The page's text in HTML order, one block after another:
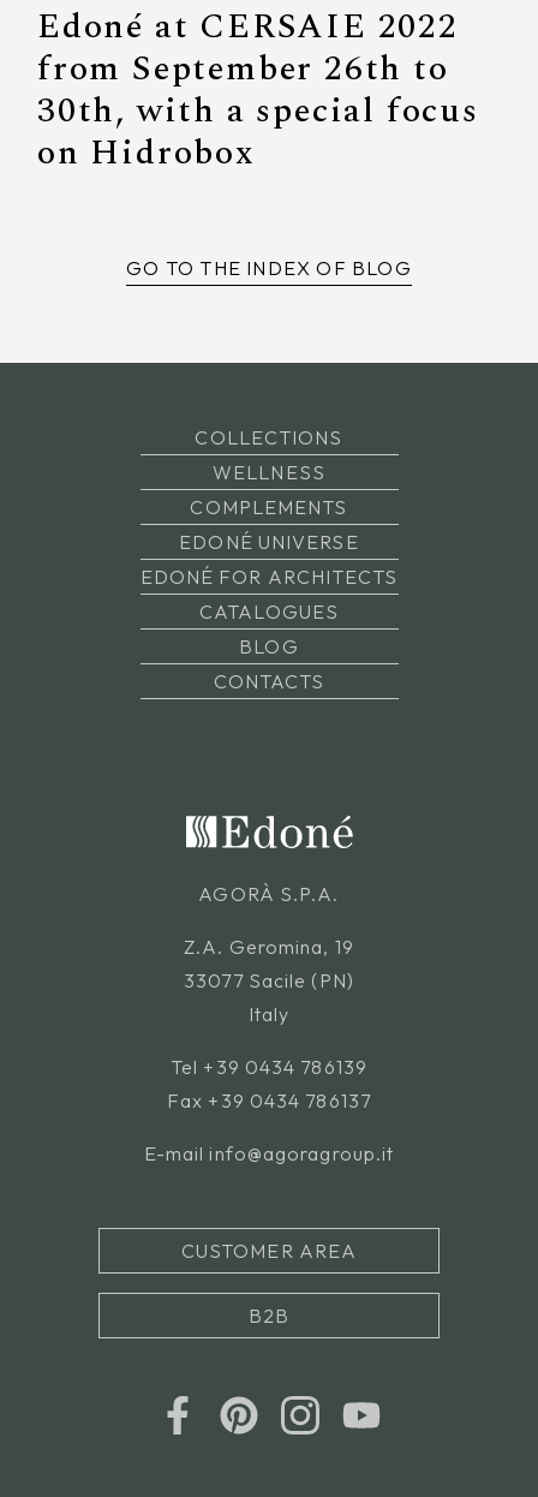
Edoné at CERSAIE 2022
from September 26th to
30th, with a special focus
on Hidrobox
GO TO THE INDEX OF BLOG
COLLECTIONS
WELLNESS
COMPLEMENTS
EDONÉ UNIVERSE
EDONÉ FOR ARCHITECTS
CATALOGUES
BLOG
CONTACTS
AGORÀ S.P.A.
Z.A. Geromina, 19
33077 Sacile (PN)
Italy
Tel +39 0434 786139
Fax +39 0434 786137
E-mail info@agoragroup.it
CUSTOMER AREA
B2B